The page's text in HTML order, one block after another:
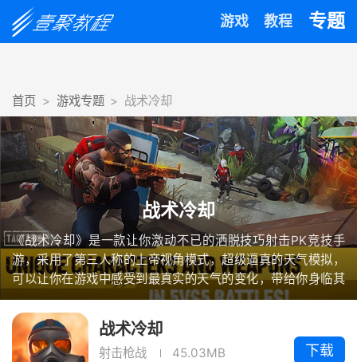
游戏 教程 专题
首页 游戏专题 战术冷却
战术冷却
《战术冷却》是一款让你激动不已的洒脱技巧射击PK竞技手
游，采用了第三人称的上帝视角模式，超级逼真的天气模拟，
可以让你在游戏中感受到最真实的天气的变化，带给你身临其
境的游戏体验。
战术冷却
射击枪战 45.03MB 下载